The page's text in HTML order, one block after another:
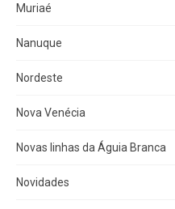
Muriaé
Nanuque
Nordeste
Nova Venécia
Novas linhas da Águia Branca
Novidades